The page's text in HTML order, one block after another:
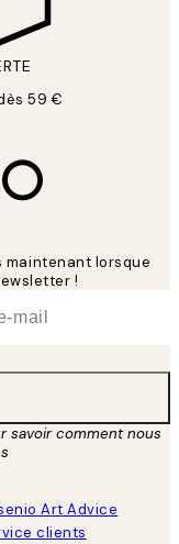
59 €
maintenant lorsque
!
savoir comment nous
Art Advice
clients